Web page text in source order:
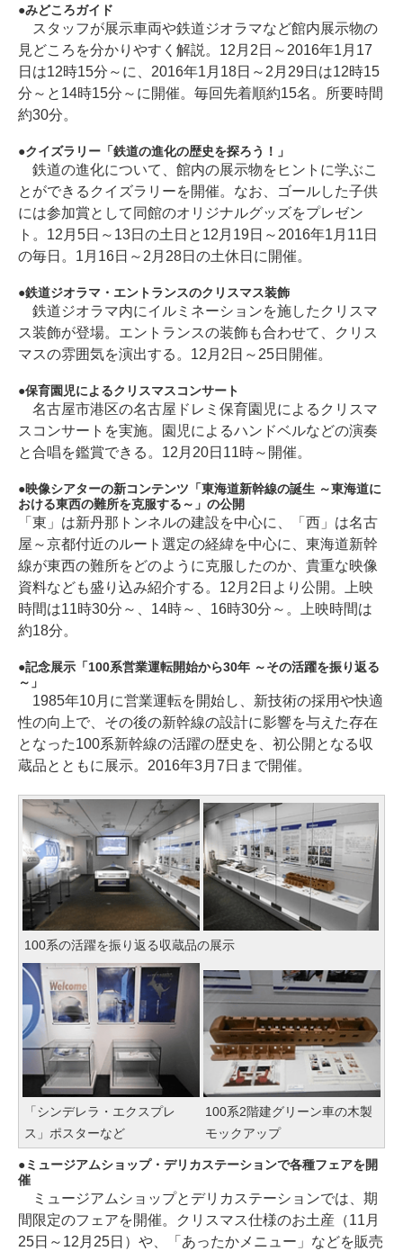
みどころガイド
スタッフが展示車両や鉄道ジオラマなど館内展示物の
見どころを分かりやすく解説。12月2日～2016年1月17
日は12時15分～に、2016年1月18日～2月29日は12時15
分～と14時15分～に開催。毎回先着順約15名。所要時間
約30分。
クイズラリー「鉄道の進化の歴史を探ろう！」
鉄道の進化について、館内の展示物をヒントに学ぶこ
とができるクイズラリーを開催。なお、ゴールした子供
には参加賞として同館のオリジナルグッズをプレゼン
ト。12月5日～13日の土日と12月19日～2016年1月11日
の毎日。1月16日～2月28日の土休日に開催。
鉄道ジオラマ・エントランスのクリスマス装飾
鉄道ジオラマ内にイルミネーションを施したクリスマ
ス装飾が登場。エントランスの装飾も合わせて、クリス
マスの雰囲気を演出する。12月2日～25日開催。
保育園児によるクリスマスコンサート
名古屋市港区の名古屋ドレミ保育園児によるクリスマ
スコンサートを実施。園児によるハンドベルなどの演奏
と合唱を鑑賞できる。12月20日11時～開催。
映像シアターの新コンテンツ「東海道新幹線の誕生 ～東海道に
おける東西の難所を克服する～」の公開
「東」は新丹那トンネルの建設を中心に、「西」は名古
屋～京都付近のルート選定の経緯を中心に、東海道新幹
線が東西の難所をどのように克服したのか、貴重な映像
資料なども盛り込み紹介する。12月2日より公開。上映
時間は11時30分～、14時～、16時30分～。上映時間は
約18分。
記念展示「100系営業運転開始から30年 ～その活躍を振り返る
～」
1985年10月に営業運転を開始し、新技術の採用や快適
性の向上で、その後の新幹線の設計に影響を与えた存在
となった100系新幹線の活躍の歴史を、初公開となる収
蔵品とともに展示。2016年3月7日まで開催。
100系の活躍を振り返る収蔵品の展示
「シンデレラ・エクスプレ
ス」ポスターなど
100系2階建グリーン車の木製
モックアップ
ミュージアムショップ・デリカステーションで各種フェアを開
催
ミュージアムショップとデリカステーションでは、期
間限定のフェアを開催。クリスマス仕様のお土産（11月
25日～12月25日）や、「あったかメニュー」などを販売